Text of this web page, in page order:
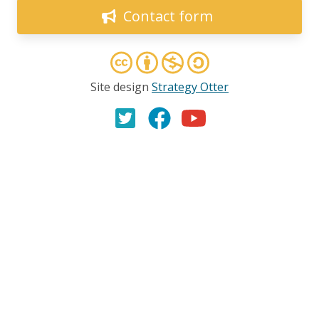
l’environnement
27.03.2025
AMI(E)S DE MINES ALERTE
Victoire citoyenne importante! La CPTAQ refuse à
Contact form
Site design Strategy Otter